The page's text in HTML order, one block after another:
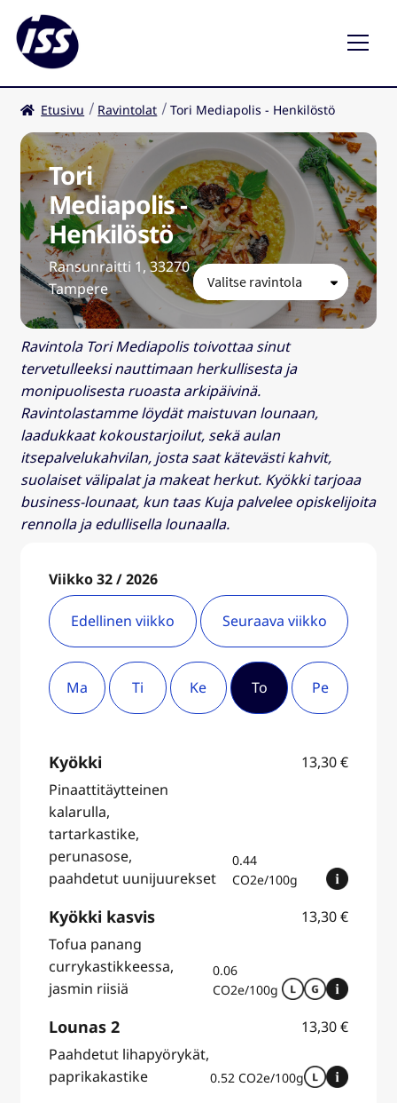
Ravintolat
Kahvilat
FI
Etusivu Ravintolat Tori Mediapolis - Henkilöstö
Tori
Mediapolis -
Henkilöstö
Ransunraitti 1, 33270
Tampere
Ravintola Tori Mediapolis toivottaa sinut
tervetulleeksi nauttimaan herkullisesta ja
monipuolisesta ruoasta arkipäivinä.
Ravintolastamme löydät maistuvan lounaan,
laadukkaat kokoustarjoilut, sekä aulan
itsepalvelukahvilan, josta saat kätevästi kahvit,
suolaiset välipalat ja makeat herkut. Kyökki tarjoaa
business-lounaat, kun taas Kuja palvelee opiskelijoita
rennolla ja edullisella lounaalla.
Viikko 32 / 2026
Edellinen viikko
Ma Ti Ke To Pe
Seuraava viikko
Kyökki 13,30€
Pinaattitäytteinen
kalarulla,
tartarkastike,
perunasose,
paahdetut uunijuurekset
0.44
CO2e/100g
Kyökki kasvis 13,30€
Tofua panang
currykastikkeessa,
jasmin riisiä
0.06
CO2e/100g
Lounas 2 13,30€
Paahdetut lihapyörykät,
paprikakastike
0.52 CO2e/100g